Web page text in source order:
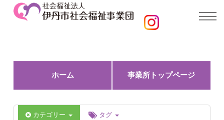
ホーム 事業所トップページ
カテゴリー タグ